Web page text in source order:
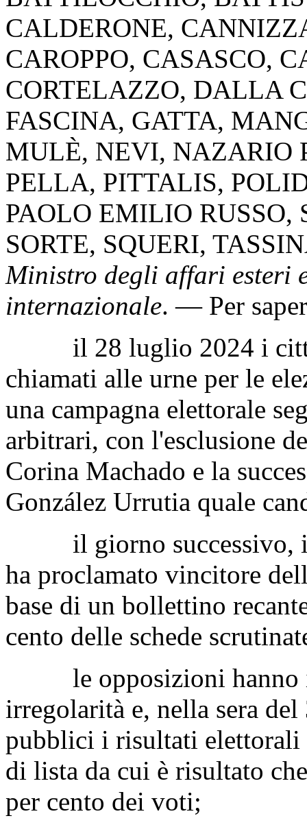
CALDERONE,
CAROPPO, CASASCO,
CORTELAZZO, DALLA
FASCINA, GATTA,
MULÈ, NEVI, NAZARIO
PELLA, PITTALIS,
PAOLO EMILIO RUSSO,
SORTE, SQUERI,
Ministro degli affari esteri
internazionale. — Per
il 28 luglio 2024 i
chiamati alle urne per le
una campagna elettorale
arbitrari, con l'esclusione
Corina Machado e la
González Urrutia quale
il giorno successivo, il
ha proclamato vincitore
base di un bollettino
cento delle schede
le opposizioni hanno
irregolarità e, nella sera
pubblici i risultati elettorali
di lista da cui è risultato
per cento dei voti;